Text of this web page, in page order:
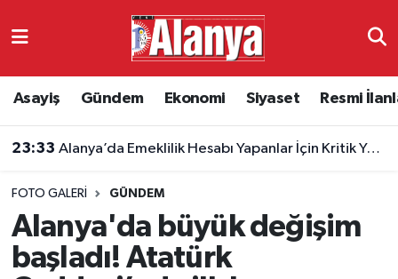
Asayiş Gündem Ekonomi Siyaset Resmi
23:33 Alanya’da Emeklilik Hesabı Yapanlar İçin Kritik Yaş Şartları
FOTO GALERI GÜNDEM
Alanya'da büyük değişim
başladı! Atatürk
Ekonomi
Resmi İlanlar
Antalya Namaz Vakitleri
Süper Lig Puan Durumu ve Fikstür